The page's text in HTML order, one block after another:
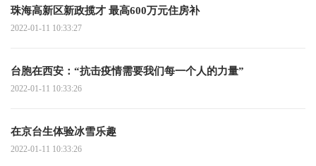
珠海高新区新政揽才 最高600万元住房补
2022-01-11 10:33:27
台胞在西安：“抗击疫情需要我们每一个人的力量”
2022-01-11 10:33:26
在京台生体验冰雪乐趣
2022-01-11 10:33:26